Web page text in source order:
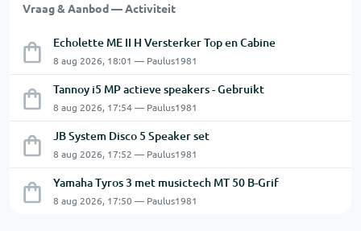
Vraag & Aanbod — Activiteit
Echolette ME II H Versterker Top en Cabine
8 aug 2026, 18:01 — Paulus1981
Tannoy i5 MP actieve speakers - Gebruikt
8 aug 2026, 17:54 — Paulus1981
JB System Disco 5 Speaker set
8 aug 2026, 17:52 — Paulus1981
Yamaha Tyros 3 met musictech MT 50 B-Grif
8 aug 2026, 17:50 — Paulus1981